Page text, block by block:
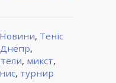
Новини, Теніс
Днепр,
, микст,
, турнир